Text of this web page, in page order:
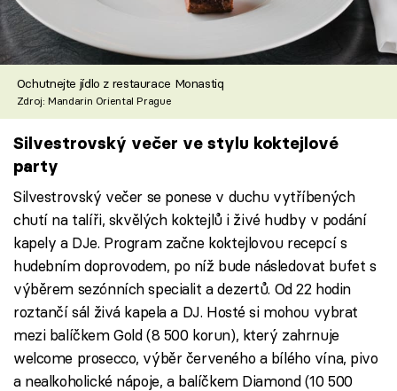
Ochutnejte jídlo z restaurace Monastiq
Zdroj: Mandarin Oriental Prague
Silvestrovský večer ve stylu koktejlové
party
Silvestrovský večer se ponese v duchu vytříbených
chutí na talíři, skvělých koktejlů i živé hudby v podání
kapely a DJe. Program začne koktejlovou recepcí s
hudebním doprovodem, po níž bude následovat bufet s
výběrem sezónních specialit a dezertů. Od 22 hodin
roztančí sál živá kapela a DJ. Hosté si mohou vybrat
mezi balíčkem Gold (8 500 korun), který zahrnuje
welcome prosecco, výběr červeného a bílého vína, pivo
a nealkoholické nápoje, a balíčkem Diamond (10 500